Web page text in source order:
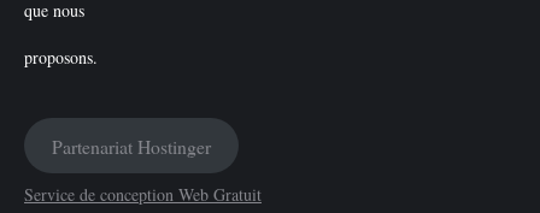
Partenariat Hostinger
Service de conception Web Gratuit